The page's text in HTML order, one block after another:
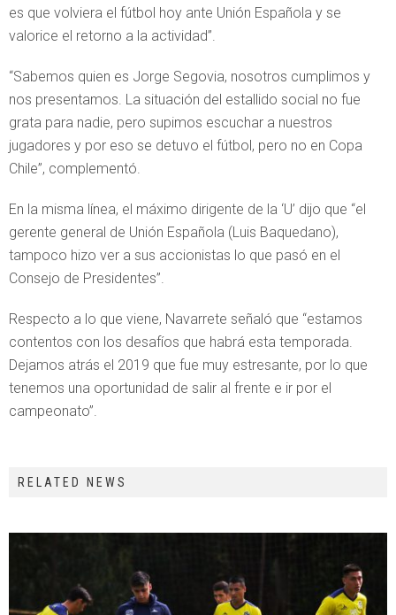
es que volviera el fútbol hoy ante Unión Española y se
valorice el retorno a la actividad”.
“Sabemos quien es Jorge Segovia, nosotros cumplimos y
nos presentamos. La situación del estallido social no fue
grata para nadie, pero supimos escuchar a nuestros
jugadores y por eso se detuvo el fútbol, pero no en Copa
Chile”, complementó.
En la misma línea, el máximo dirigente de la ‘U’ dijo que “el
gerente general de Unión Española (Luis Baquedano),
tampoco hizo ver a sus accionistas lo que pasó en el
Consejo de Presidentes”.
Respecto a lo que viene, Navarrete señaló que “estamos
contentos con los desafíos que habrá esta temporada.
Dejamos atrás el 2019 que fue muy estresante, por lo que
tenemos una oportunidad de salir al frente e ir por el
campeonato”.
RELATED NEWS